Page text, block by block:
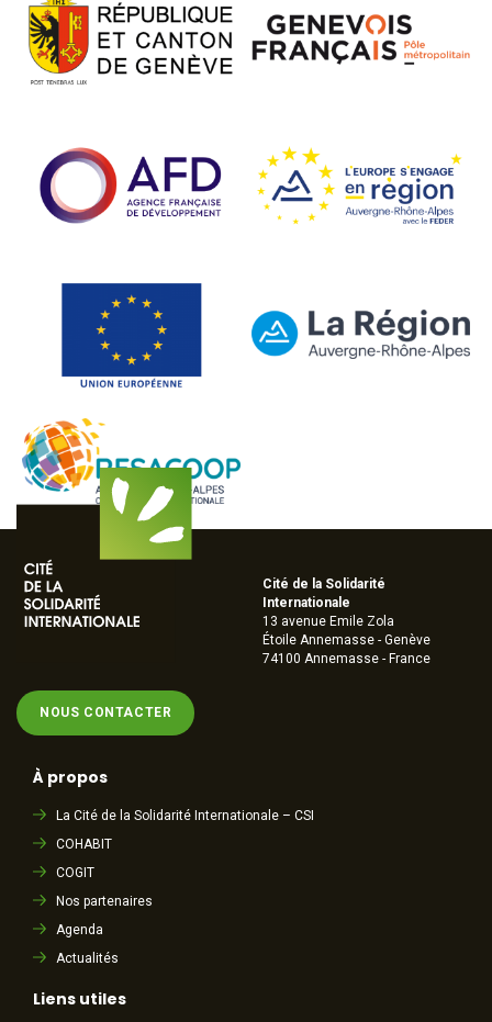
NOUS CONTACTER
Cité de la Solidarité
Internationale
13 avenue Emile Zola
Étoile Annemasse - Genève
74100 Annemasse - France
À propos
La Cité de la Solidarité Internationale – CSI
COHABIT
COGIT
Nos partenaires
Agenda
Actualités
Liens utiles